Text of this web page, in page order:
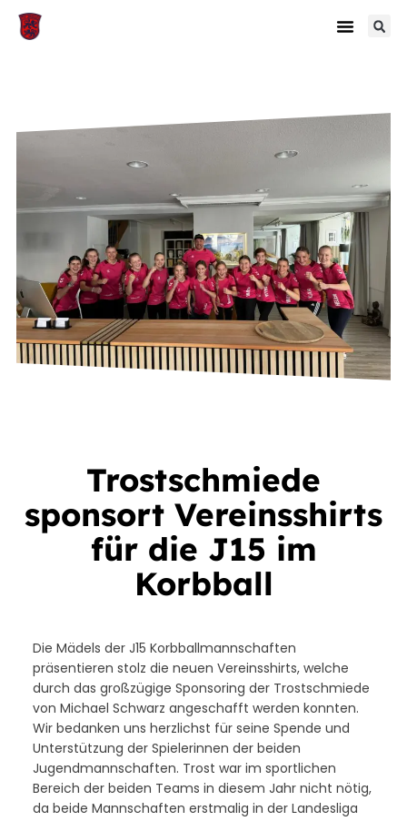
Trostschmiede
sponsort Vereinsshirts
für die J15 im
Korbball
Die Mädels der J15 Korbballmannschaften
präsentieren stolz die neuen Vereinsshirts, welche
durch das großzügige Sponsoring der Trostschmiede
von Michael Schwarz angeschafft werden konnten.
Wir bedanken uns herzlichst für seine Spende und
Unterstützung der Spielerinnen der beiden
Jugendmannschaften. Trost war im sportlichen
Bereich der beiden Teams in diesem Jahr nicht nötig,
da beide Mannschaften erstmalig in der Landesliga